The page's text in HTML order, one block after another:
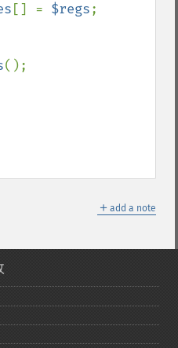
[] = $regs;
();
＋ add a note